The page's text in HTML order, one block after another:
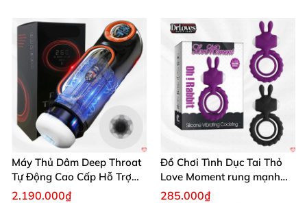
Máy Thủ Dâm Deep Throat
Tự Động Cao Cấp Hỗ Trợ
Gắn Tường
2.190.000₫
Đồ Chơi Tình Dục Tai Thỏ
Love Moment rung mạnh
mẽ êm ái
285.000₫